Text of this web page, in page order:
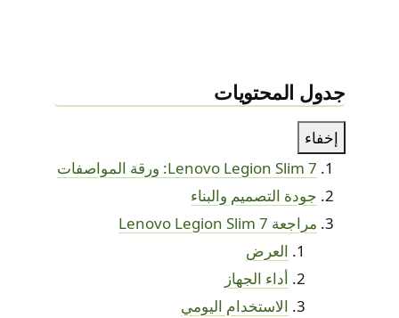
جدول المحتويات
إخفاء
Lenovo Legion Slim 7: ورقة المواصفات
جودة التصميم والبناء
مراجعة Lenovo Legion Slim 7
العرض
أداء الجهاز
الاستخدام اليومي